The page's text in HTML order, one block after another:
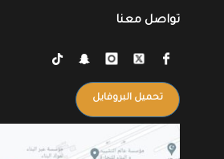
تواصل معنا
تحميل البروفايل